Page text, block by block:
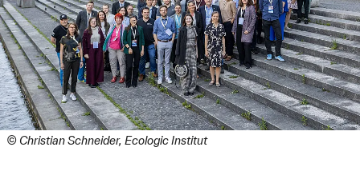
© Christian Schneider, Ecologic Institut